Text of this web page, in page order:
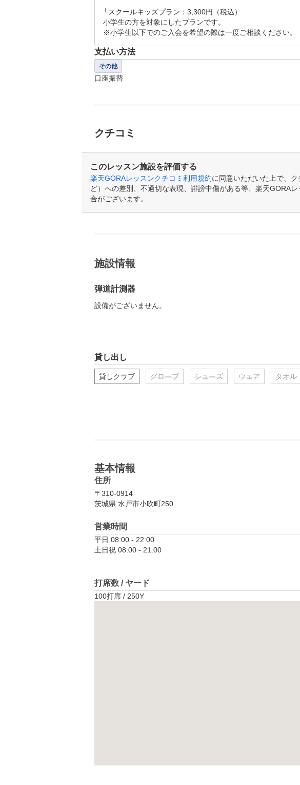
└スクールキッズプラン：3,300円（税込）
小学生の方を対象にしたプランです。
※小学生以下でのご入会を希望の際は一度ご相談ください。
支払い方法
その他
口座振替
クチコミ
このレッスン施設を評価する
楽天GORAレッスンクチコミ利用規約に同意いただいた上で、
ど）への差別、不適切な表現、誹謗中傷がある等、楽天GORA
合がございます。
施設情報
弾道計測器
設備がございません。
貸し出し
貸しクラブ グローブ シューズ ウェア タオル
基本情報
住所
〒310-0914
茨城県 水戸市小吹町250
営業時間
平日 08:00 - 22:00
土日祝 08:00 - 21:00
打席数 / ヤード
100打席 / 250Y